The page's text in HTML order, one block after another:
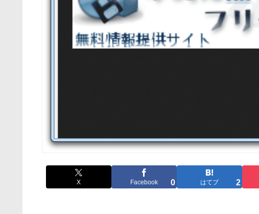
X Facebook 0 はてブ 2